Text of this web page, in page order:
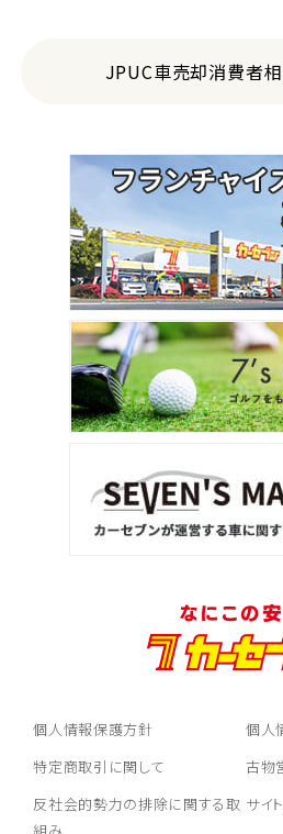
JPUC車売却消費者
個人情報保護方針
個人
特定商取引に関して
古物
反社会的勢力の排除に関する取 サイ